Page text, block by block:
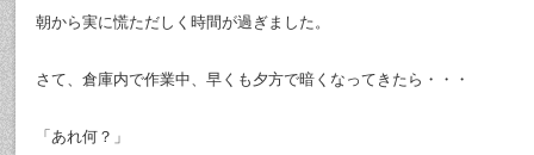
朝から実に慌ただしく時間が過ぎました。
さて、倉庫内で作業中、早くも夕方で暗くなってきたら・・・
「あれ何？」